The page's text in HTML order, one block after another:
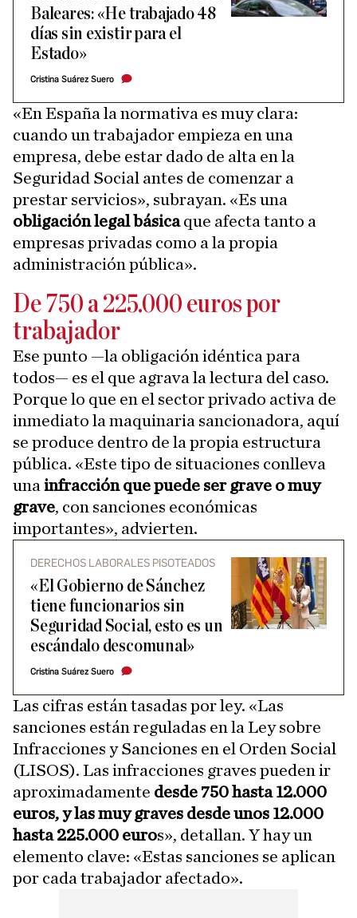
Baleares: «He trabajado 48
días sin existir para el
Estado»
Cristina Suárez Suero
«En España la normativa es muy clara:
cuando un trabajador empieza en una
empresa, debe estar dado de alta en la
Seguridad Social antes de comenzar a
prestar servicios», subrayan. «Es una
obligación legal básicaque afecta tanto a
empresas privadas como a la propia
administración pública».
De 750 a 225.000 euros por
trabajador
Ese punto —la obligación idéntica para
todos— es el que agrava la lectura del caso.
Porque lo que en el sector privado activa de
inmediato la maquinaria sancionadora, aquí
se produce dentro de la propia estructura
pública. «Este tipo de situaciones conlleva
una infracción que puede ser grave o muy
grave, con sanciones económicas
importantes», advierten.
DERECHOS LABORALES PISOTEADOS
«El Gobierno de Sánchez
tiene funcionarios sin
Seguridad Social, esto es un
escándalo descomunal»
Cristina Suárez Suero
Las cifras están tasadas por ley. «Las
sanciones están reguladas en la Ley sobre
Infracciones y Sanciones en el Orden Social
(LISOS). Las infracciones graves pueden ir
aproximadamente desde 750 hasta 12.000
euros, y las muy graves desde unos 12.000
hasta 225.000 euros», detallan. Y hay un
elemento clave: «Estas sanciones se aplican
por cada trabajador afectado».